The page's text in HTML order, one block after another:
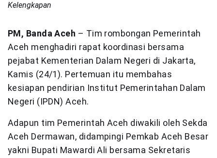
Kelengkapan
PM, Banda Aceh – Tim rombongan Pemerintah
Aceh menghadiri rapat koordinasi bersama
pejabat Kementerian Dalam Negeri di Jakarta,
Kamis (24/1). Pertemuan itu membahas
kesiapan pendirian Institut Pemerintahan Dalam
Negeri (IPDN) Aceh.
Adapun tim Pemerintah Aceh diwakili oleh Sekda
Aceh Dermawan, didampingi Pemkab Aceh Besar
yakni Bupati Mawardi Ali bersama Sekretaris